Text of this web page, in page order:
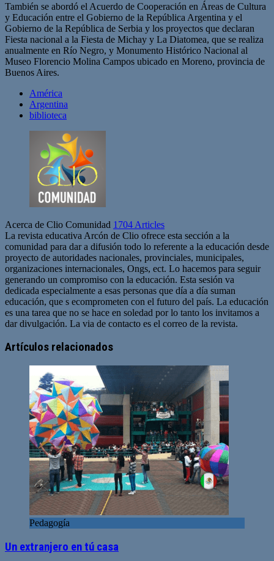
También se abordó el Acuerdo de Cooperación en Áreas de Cultura
y Educación entre el Gobierno de la República Argentina y el
Gobierno de la República de Serbia y los proyectos que declaran
Fiesta nacional a la Fiesta de Michay y La Diatomea, que se realiza
anualmente en Río Negro, y Monumento Histórico Nacional al
Museo Florencio Molina Campos ubicado en Moreno, provincia de
Buenos Aires.
América
Argentina
biblioteca
Acerca de Clio Comunidad 1704 Articles
La revista educativa Arcón de Clio ofrece esta sección a la
comunidad para dar a difusión todo lo referente a la educación desde
proyecto de autoridades nacionales, provinciales, municipales,
organizaciones internacionales, Ongs, ect. Lo hacemos para seguir
generando un compromiso con la educación. Esta sesión va
dedicada especialmente a esas personas que día a día suman
educación, que s ecomprometen con el futuro del país. La educación
es una tarea que no se hace en soledad por lo tanto los invitamos a
dar divulgación. La via de contacto es el correo de la revista.
web
Artículos relacionados
Pedagogía
Un extranjero en tú casa